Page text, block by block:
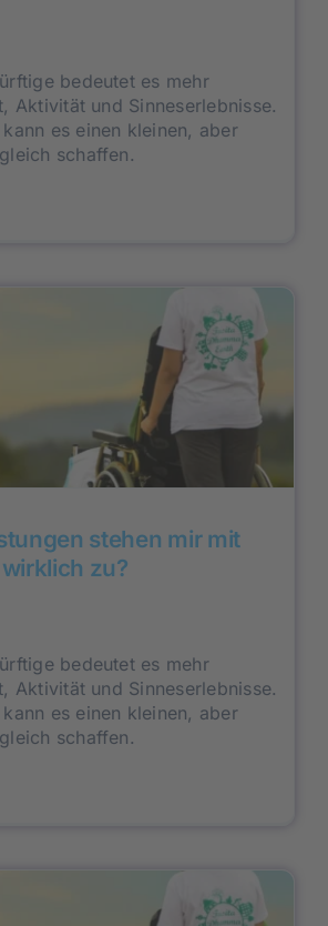
bedeutet es mehr
Aktivität und Sinneserlebnisse.
es einen kleinen, aber
schaffen.
stehen mir mit
zu?
bedeutet es mehr
Aktivität und Sinneserlebnisse.
es einen kleinen, aber
schaffen.